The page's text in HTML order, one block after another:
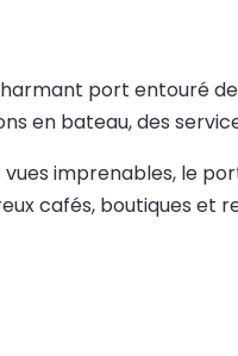
port entouré
en bateau, des
imprenables, le
cafés, boutiques et